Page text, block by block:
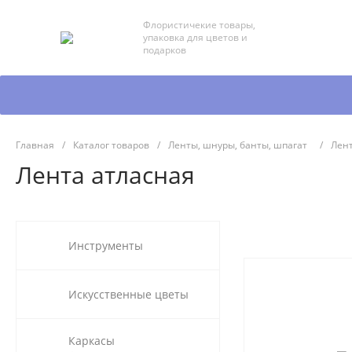
Флористичекие товары,
упаковка для цветов и
подарков
Главная / Каталог товаров / Ленты, шнуры, банты, шпагат /
Лента атласная
Инструменты
Искусственные цветы
Каркасы